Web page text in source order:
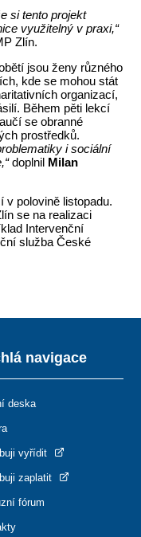
si tento projekt
využitelný v praxi,“
Zlín.
jsou ženy různého
kde se mohou stát
organizací,
Během pěti lekcí
se obranné
prostředků.
i sociální
doplnil Milan
v polovině listopadu.
se na realizaci
Intervenční
služba České
navigace
deska
vyřídit
zaplatit
fórum